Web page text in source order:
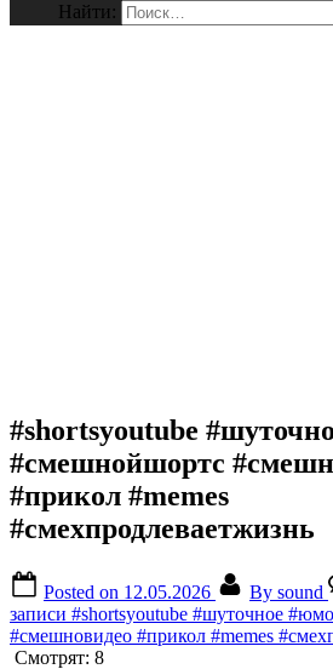
Найти:
#shortsyoutube
#смешнойшортс
#прикол #memes
#смехпродлеваетжизнь
Posted on 12.05.2026 By sound
записи #shortsyoutube #шуточное
#смешновидео #прикол #memes
Смотрят: 8